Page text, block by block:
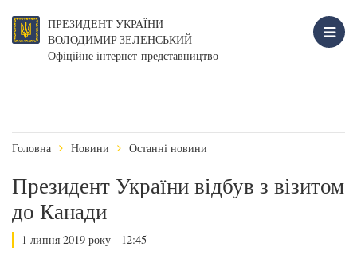
ПРЕЗИДЕНТ УКРАЇНИ
ВОЛОДИМИР ЗЕЛЕНСЬКИЙ
Офіційне інтернет-представництво
Головна Новини Останні новини
Президент України відбув з візитом
до Канади
1 липня 2019 року - 12:45